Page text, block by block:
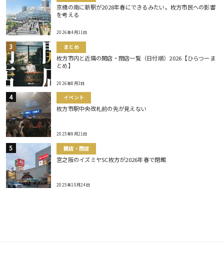
京橋の南に新駅が2028年春にできるみたい。枚方市民への影響
を考える
2026年4月11日
まとめ
枚方市内と近隣の開店・閉店一覧（日付順）2026【ひらつーま
とめ】
2026年8月3日
イベント
枚方市駅中央改札前の先が見えない
2025年9月21日
開店・閉店
宮之阪のイズミヤSC枚方が2026年春で閉館
2025年10月24日